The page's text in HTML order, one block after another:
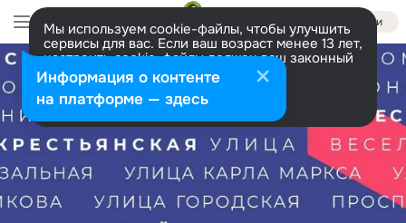
Войти
Мы используем cookie-файлы, чтобы улучшить
сервисы для вас. Если ваш возраст менее 13 лет,
настроить cookie-файлы должен ваш законный
представитель. Больше информации
Разрешить все Настроить
Информация о контенте
на платформе — здесь